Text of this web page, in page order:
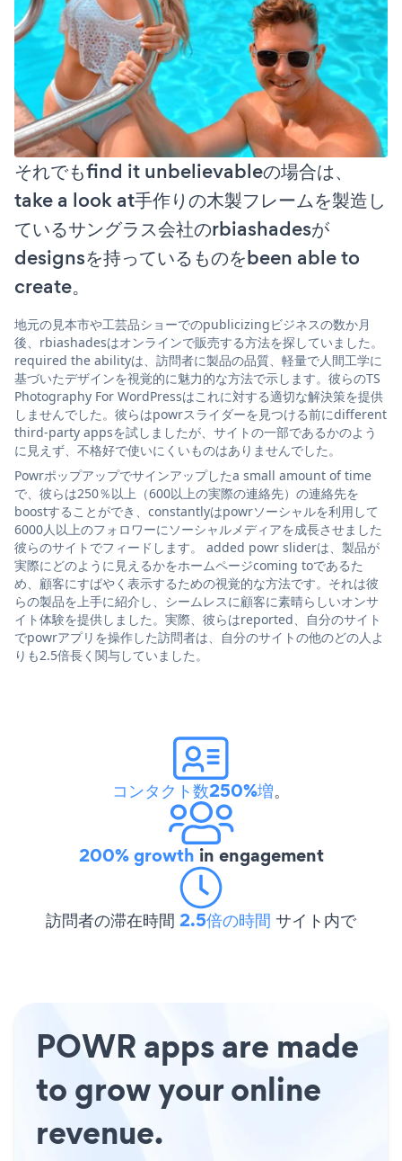
それでもfind it unbelievableの場合は、
take a look at手作りの木製フレームを製造し
ているサングラス会社のrbiashadesが
designsを持っているものをbeen able to
create。
地元の見本市や工芸品ショーでのpublicizingビジネスの数か月
後、rbiashadesはオンラインで販売する方法を探していました。
required the abilityは、訪問者に製品の品質、軽量で人間工学に
基づいたデザインを視覚的に魅力的な方法で示します。彼らのTS
Photography For WordPressはこれに対する適切な解決策を提供
しませんでした。彼らはpowrスライダーを見つける前にdifferent
third-party appsを試しましたが、サイトの一部であるかのよう
に見えず、不格好で使いにくいものはありませんでした。
Powrポップアップでサインアップしたa small amount of time
で、彼らは250％以上（600以上の実際の連絡先）の連絡先を
boostすることができ、constantlyはpowrソーシャルを利用して
6000人以上のフォロワーにソーシャルメディアを成長させました
彼らのサイトでフィードします。 added powr sliderは、製品が
実際にどのように見えるかをホームページcoming toであるた
め、顧客にすばやく表示するための視覚的な方法です。それは彼
らの製品を上手に紹介し、シームレスに顧客に素晴らしいオンサ
イト体験を提供しました。実際、彼らはreported、自分のサイト
でpowrアプリを操作した訪問者は、自分のサイトの他のどの人よ
りも2.5倍長く関与していました。
コンタクト数250%増。
200% growth in engagement
訪問者の滞在時間 2.5倍の時間 サイト内で
POWR apps are made
to grow your online
revenue.